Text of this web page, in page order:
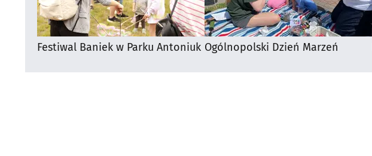
Festiwal Baniek w Parku Antoniuk Ogólnopolski Dzień Marzeń